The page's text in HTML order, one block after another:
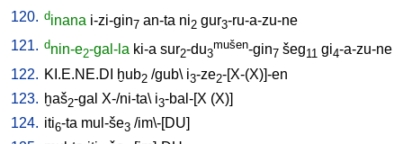
120. dinana i-zi-gin7 an-ta ni2 gur3-ru-a-zu-ne
121. dnin-e2-gal-la ki-a sur2-du3
mušen-gin7 šeg11 gi4-a-zu-ne
122. KI.E.NE.DI ḫub2 /gub\ i3-ze2-[X-(X)]-en
123. ḫaš2-gal X-/ni-ta\ i3-bal-[X (X)]
124. iti6-ta mul-še3 /im\-[DU]